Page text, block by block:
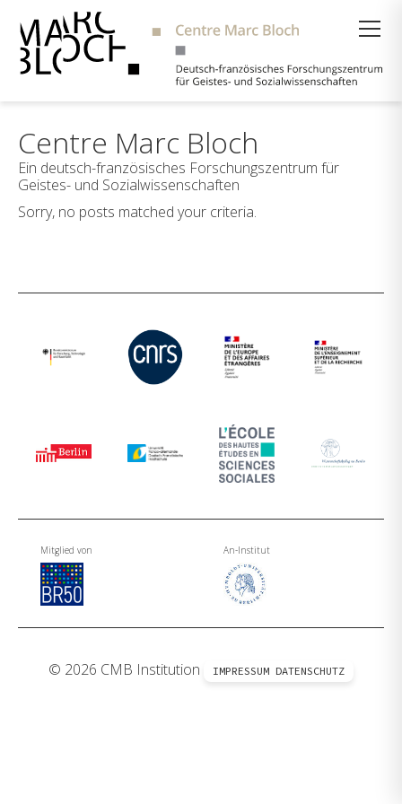
Centre Marc Bloch
Ein deutsch-französisches Forschungszentrum für
Geistes- und Sozialwissenschaften
Sorry, no posts matched your criteria.
Mitglied von An-Institut
© 2026 CMB Institution IMPRESSUM DATENSCHUTZ